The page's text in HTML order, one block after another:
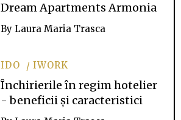
Dream Apartments Armonia
By Laura Maria Trasca
IDO IWORK
Închirierile în regim hotelier
- beneficii și caracteristici